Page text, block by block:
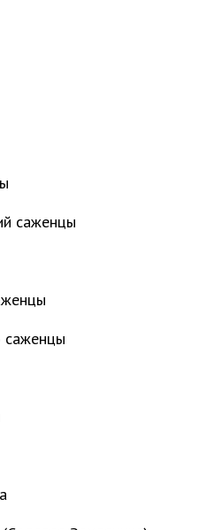
саженцы
саженцы